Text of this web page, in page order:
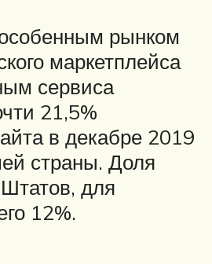
рынком
маркетплейса
сервиса
21,5%
в декабре 2019
страны. Доля
для
12%.